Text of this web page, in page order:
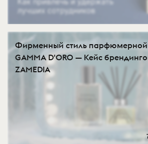
Фирменный стиль
GAMMA D'ORO — Кейс
ZAMEDIA